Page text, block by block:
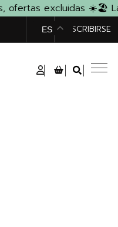
excluidas ☀️ 🏖️ La
ES
TIENDASUSCRIBIRSE